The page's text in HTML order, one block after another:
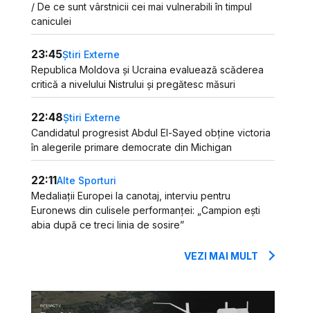
/ De ce sunt vârstnicii cei mai vulnerabili în timpul
caniculei
23:45Știri Externe
Republica Moldova și Ucraina evaluează scăderea
critică a nivelului Nistrului și pregătesc măsuri
22:48Știri Externe
Candidatul progresist Abdul El-Sayed obține victoria
în alegerile primare democrate din Michigan
22:11Alte Sporturi
Medaliații Europei la canotaj, interviu pentru
Euronews din culisele performanței: „Campion ești
abia după ce treci linia de sosire”
VEZI MAI MULT